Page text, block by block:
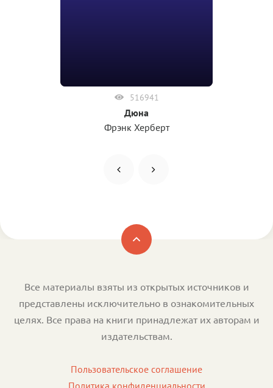
516941
Дюна
Фрэнк Херберт
Все материалы взяты из открытых источников и
представлены исключительно в ознакомительных
целях. Все права на книги принадлежат их авторам и
издательствам.
Пользовательское соглашение
Политика конфиденциальности